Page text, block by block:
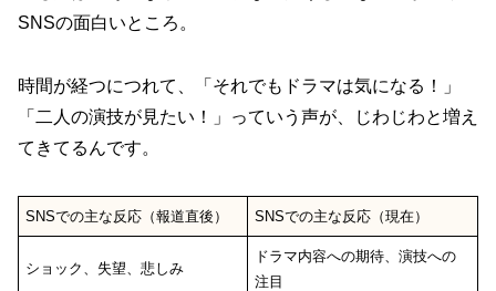
SNSの面白いところ。
時間が経つにつれて、「それでもドラマは気になる！」
「二人の演技が見たい！」っていう声が、じわじわと増え
てきてるんです。
SNSでの主な反応（報道直後） SNSでの主な反応（現在）
ショック、失望、悲しみ
ドラマ内容への期待、演技への
注目